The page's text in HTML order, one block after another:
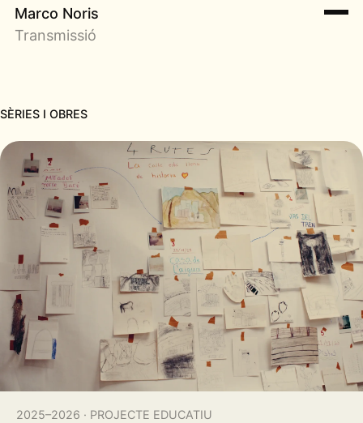
Marco Noris
Transmissió
SÈRIES I OBRES
2025–2026 · PROJECTE EDUCATIU